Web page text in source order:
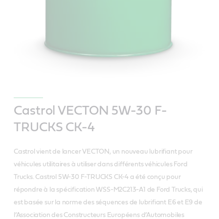
Castrol VECTON 5W-30 F-
TRUCKS CK-4
Castrol vient de lancer VECTON, un nouveau lubrifiant pour
véhicules utilitaires à utiliser dans différents véhicules Ford
Trucks. Castrol 5W-30 F-TRUCKS CK-4 a été conçu pour
répondre à la spécification WSS-M2C213-A1 de Ford Trucks, qui
est basée sur la norme des séquences de lubrifiant E6 et E9 de
l’Association des Constructeurs Européens d’Automobiles